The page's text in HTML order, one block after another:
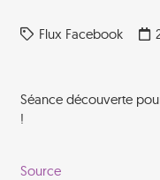
Flux Facebook
Séance découverte
!
Source